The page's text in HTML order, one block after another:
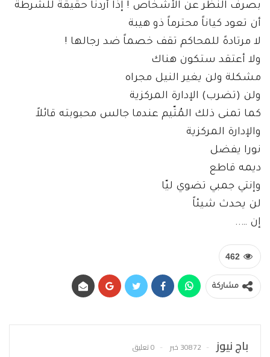
بصرف النظر عن الأشخاص ! إذا أردنا حقيقة للشرطة
أن تعود كياناً محترماً ذو هيبة
لا مرتادهً للمحاكم تقف خصماً ضد رجالها !
ولا أعتقد ستكون هناك
مشكلة ولن يغير النيل مجراه
ولن (تضرب) الإدارة المركزية
كما تمنى ذلك المُتّيم عندما جالس محبوبته قائلاً
والإدارة المركزية
نورا يفضل
ديمه قاطع
وإنتي جمبي تضوي ليّا
لن يحدث شيئاً
إن …..
462
مشاركة
باج نيوز 30872 خبر 0 تعليق